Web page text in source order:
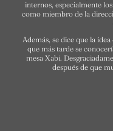
internos, especialmente
como miembro de la
Además, se dice que la
que más tarde se
mesa Xabi.
después de que